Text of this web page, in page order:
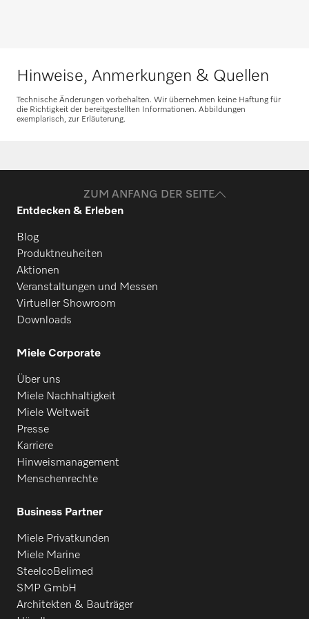
Ersatzteile anfragen
Benötigen Sie Ersatzteile für Ihre
Hinweise, Anmerkungen & Quellen
Technische Änderungen vorbehalten. Wir übernehmen keine Haftung für
die Richtigkeit der bereitgestellten Informationen. Abbildungen
exemplarisch, zur Erläuterung.
ZUM ANFANG DER SEITE
Entdecken & Erleben
Blog
Produktneuheiten
Aktionen
Veranstaltungen und Messen
Virtueller Showroom
Downloads
Miele Corporate
Über uns
Miele Nachhaltigkeit
Miele Weltweit
Presse
Karriere
Hinweismanagement
Menschenrechte
Business Partner
Miele Privatkunden
Miele Marine
SteelcoBelimed
SMP GmbH
Architekten & Bauträger